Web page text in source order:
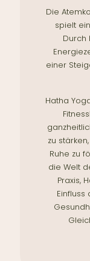
Die
spielt
Durch
einer
Hatha
zu
Ruhe zu
die Welt
Praxis,